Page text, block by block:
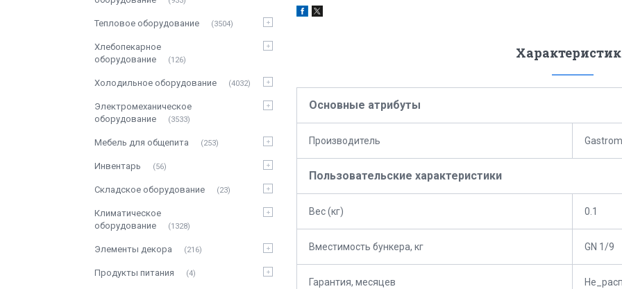
Основные атрибуты
Производитель
Пользовательские характеристики
Вес (кг) 0.1
Вместимость бункера, кг GN 1/9
Гарантия, месяцев
Тепловое оборудование 3504
Хлебопекарное
оборудование
126
Холодильное оборудование 4032
Электромеханическое
оборудование
3533
Мебель для общепита 253
Инвентарь 56
Складское оборудование 23
Климатическое
оборудование
1328
Элементы декора 216
Продукты питания 4